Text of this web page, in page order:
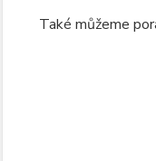
Také můžeme